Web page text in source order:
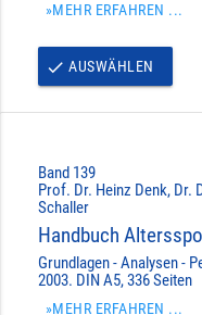
»MEHR ERFAHREN ...
done AUSWÄHLEN
Band 139
Prof. Dr. Heinz Denk, Dr.
Schaller
Handbuch
Grundlagen - Analysen -
2003. DIN A5, 336 Seiten
»MEHR ERFAHREN ...